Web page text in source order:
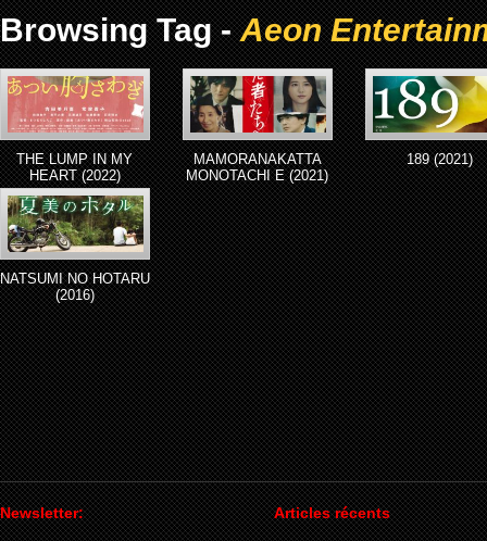
Browsing Tag -Aeon
THE LUMP IN MY
HEART (2022)
MAMORANAKATTA
MONOTACHI E (2021)
189 (2021)
NATSUMI NO HOTARU
(2016)
Newsletter: Articles récents